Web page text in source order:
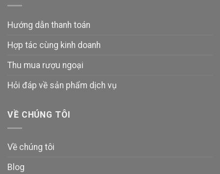
Hướng dẫn thanh toán
Hợp tác cùng kinh doanh
Thu mua rượu ngoại
Hỏi đáp về sản phẩm dịch vụ
VỀ CHÚNG TÔI
Về chúng tôi
Blog